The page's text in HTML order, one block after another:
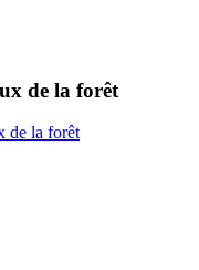
de la forêt
de la forêt